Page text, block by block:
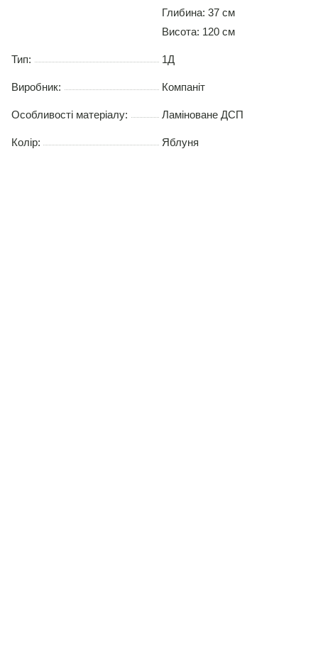
Глибина: 37 см
Висота: 120 см
Тип: 1Д
Виробник: Компаніт
Особливості матеріалу: Ламіноване ДСП
Колір: Яблуня